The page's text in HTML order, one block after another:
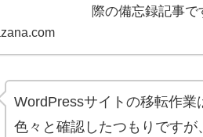
際の備忘録記事で
WordPressサイトの移転作業
色々と確認したつもりですが